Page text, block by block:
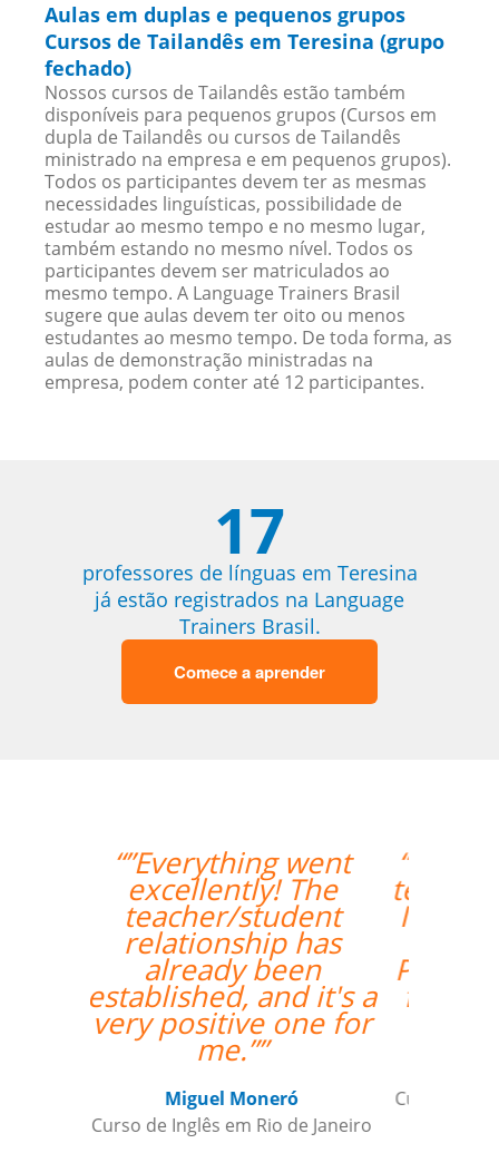
Aulas em duplas e pequenos grupos
Cursos de Tailandês em Teresina (grupo
fechado)
Nossos cursos de Tailandês estão também
disponíveis para pequenos grupos (Cursos em
dupla de Tailandês ou cursos de Tailandês
ministrado na empresa e em pequenos grupos).
Todos os participantes devem ter as mesmas
necessidades linguísticas, possibilidade de
estudar ao mesmo tempo e no mesmo lugar,
também estando no mesmo nível. Todos os
participantes devem ser matriculados ao
mesmo tempo. A Language Trainers Brasil
sugere que aulas devem ter oito ou menos
estudantes ao mesmo tempo. De toda forma, as
aulas de demonstração ministradas na
empresa, podem conter até 12 participantes.
17
professores de línguas em Teresina
já estão registrados na Language
Trainers Brasil.
Comece a aprender
“”I really enjoyed Ana's
teaching style and I feel
I've really grown in my
confidence with
Portuguese.I'm looking
forward to continuing
my lessons.””
Curso de Português em Florianópolis